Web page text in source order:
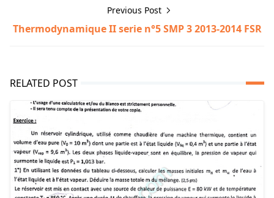
Previous Post
Thermodynamique II serie n°5 SMP 3 2013-2014 FSR
RELATED POST